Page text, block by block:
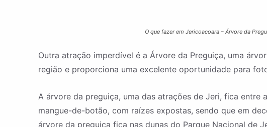
O que fazer em Jericoacoara – Árvore da
Outra atração imperdível é a Árvore da Preguiça, uma
região e proporciona uma excelente oportunidade para
A árvore da preguiça, uma das atrações de Jeri, fica
mangue-de-botão, com raízes expostas, sendo que em
árvore da preguiça fica nas dunas do Parque Nacional de